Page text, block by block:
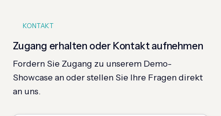
KONTAKT
Zugang erhalten oder Kontakt aufnehmen
Fordern Sie Zugang zu unserem Demo-
Showcase an oder stellen Sie Ihre Fragen direkt
an uns.